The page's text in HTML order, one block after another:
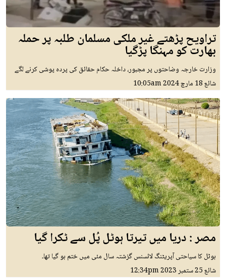
تراویح پڑھتے غیر ملکی مسلمان طلبہ پر حملہ
بھارت کو مہنگا پڑگیا
وزارت خارجہ وضاحتوں پر مجبور، داخلہ حکام حقائق کی پردہ پوشی کرنے لگے
شائع18 مارچ 2024 10:05am
مصر : دریا میں تیرتا ہوٹل پُل سے ٹکرا گیا
ہوٹل کا سیاحتی آپریٹنگ لائسنس گزشتہ سال مئی میں ختم ہو گیا تھا۔
شائع25 ستمبر 2023 12:34pm